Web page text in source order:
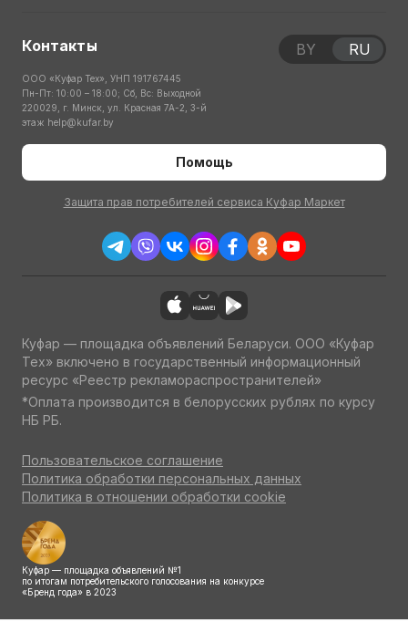
Контакты
ООО «Куфар Тех», УНП 191767445
Пн-Пт: 10:00 – 18:00; Сб, Вс: Выходной
220029, г. Минск, ул. Красная 7А-2, 3-й
этаж help@kufar.by
Помощь
Защита прав потребителей сервиса Куфар Маркет
BY RU
Куфар — площадка объявлений Беларуси. ООО «Куфар
Тех» включено в государственный информационный
ресурс «Реестр рекламораспространителей»
*Оплата производится в белорусских рублях по курсу
НБ РБ.
Пользовательское соглашение
Политика обработки персональных данных
Политика в отношении обработки cookie
Куфар — площадка объявлений №1
по итогам потребительского голосования на конкурсе
«Бренд года» в 2023